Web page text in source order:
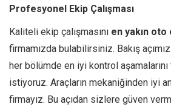
Profesyonel Ekip Çalışması
Kaliteli ekip çalışmasını en yakın
firmamızda bulabilirsiniz. Bakış
her bölümde en iyi kontrol
istiyoruz. Araçların mekaniğinden iyi
firmayız. Bu açıdan sizlere güven